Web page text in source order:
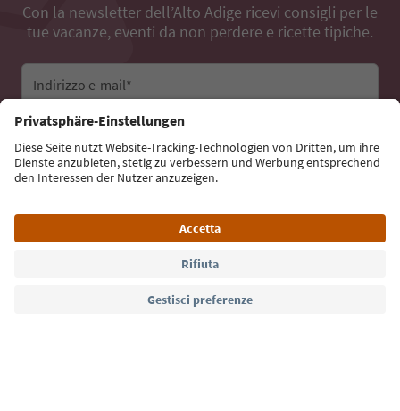
Con la newsletter dell’Alto Adige ricevi consigli per le
tue vacanze, eventi da non perdere e ricette tipiche.
Indirizzo e-mail*
Iscriviti alla newsletter